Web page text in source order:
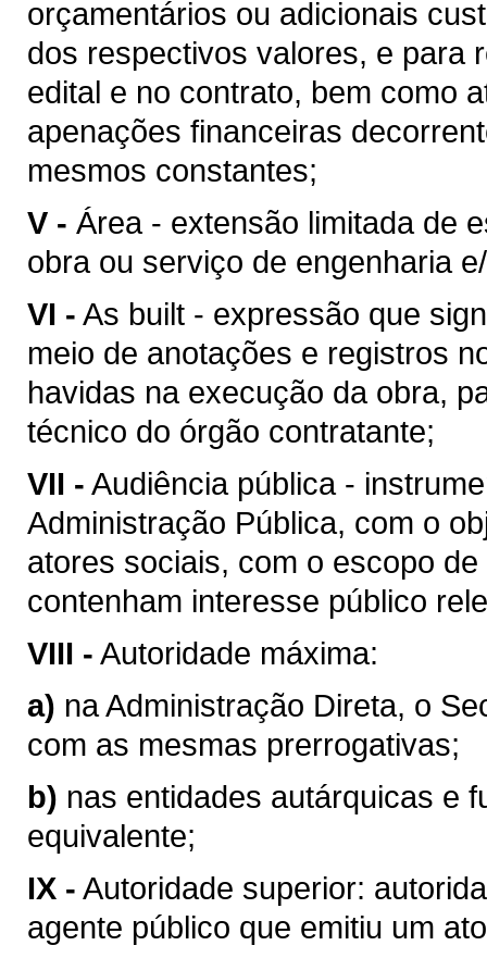
orçamentários ou adicionais
dos respectivos valores, e para
edital e no contrato, bem como
apenações financeiras
mesmos constantes;
V - Área - extensão limitada de
obra ou serviço de engenharia
VI - As built - expressão que
meio de anotações e registros
havidas na execução da obra,
técnico do órgão contratante;
VII - Audiência pública -
Administração Pública, com o
atores sociais, com o escopo
contenham interesse público
VIII - Autoridade máxima:
a) na Administração Direta, o
com as mesmas prerrogativas;
b) nas entidades autárquicas e
equivalente;
IX - Autoridade superior:
agente público que emitiu um